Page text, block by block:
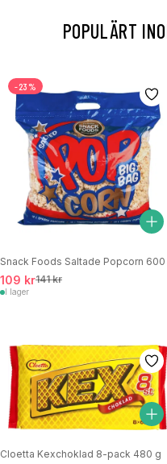
POPULÄRT
-23%
Snack Foods Saltade Popcorn 600
109 kr141 kr
I lager
Cloetta Kexchoklad 8-pack 480 g